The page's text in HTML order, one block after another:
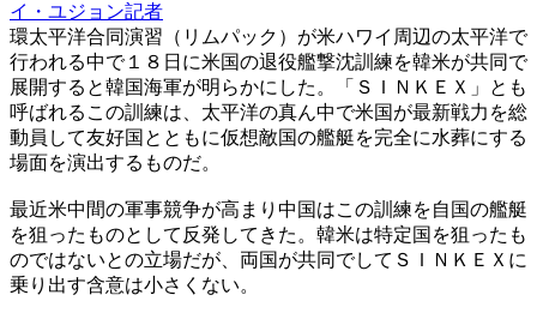
イ・ユジョン記者
環太平洋合同演習（リムパック）が米ハワイ周辺の太平洋で
行われる中で１８日に米国の退役艦撃沈訓練を韓米が共同で
展開すると韓国海軍が明らかにした。「ＳＩＮＫＥＸ」とも
呼ばれるこの訓練は、太平洋の真ん中で米国が最新戦力を総
動員して友好国とともに仮想敵国の艦艇を完全に水葬にする
場面を演出するものだ。
最近米中間の軍事競争が高まり中国はこの訓練を自国の艦艇
を狙ったものとして反発してきた。韓米は特定国を狙ったも
のではないとの立場だが、両国が共同でしてＳＩＮＫＥＸに
乗り出す含意は小さくない。